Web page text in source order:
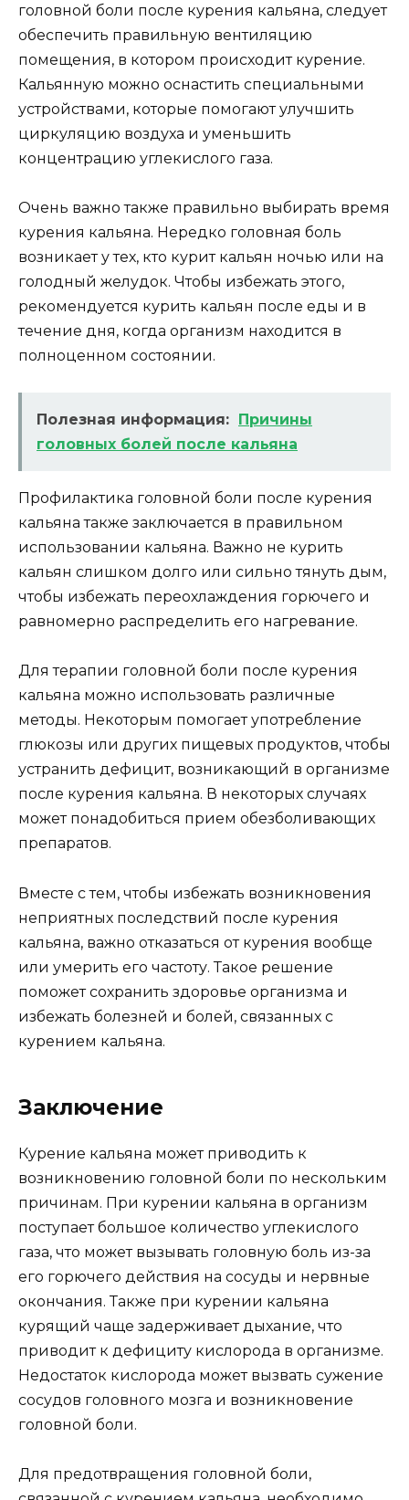
головной боли после курения кальяна, следует
обеспечить правильную вентиляцию
помещения, в котором происходит курение.
Кальянную можно оснастить специальными
устройствами, которые помогают улучшить
циркуляцию воздуха и уменьшить
концентрацию углекислого газа.
Очень важно также правильно выбирать время
курения кальяна. Нередко головная боль
возникает у тех, кто курит кальян ночью или на
голодный желудок. Чтобы избежать этого,
рекомендуется курить кальян после еды и в
течение дня, когда организм находится в
полноценном состоянии.
Полезная информация:
Причины
головных болей после кальяна
Профилактика головной боли после курения
кальяна также заключается в правильном
использовании кальяна. Важно не курить
кальян слишком долго или сильно тянуть дым,
чтобы избежать переохлаждения горючего и
равномерно распределить его нагревание.
Для терапии головной боли после курения
кальяна можно использовать различные
методы. Некоторым помогает употребление
глюкозы или других пищевых продуктов, чтобы
устранить дефицит, возникающий в организме
после курения кальяна. В некоторых случаях
может понадобиться прием обезболивающих
препаратов.
Вместе с тем, чтобы избежать возникновения
неприятных последствий после курения
кальяна, важно отказаться от курения вообще
или умерить его частоту. Такое решение
поможет сохранить здоровье организма и
избежать болезней и болей, связанных с
курением кальяна.
Заключение
Курение кальяна может приводить к
возникновению головной боли по нескольким
причинам. При курении кальяна в организм
поступает большое количество углекислого
газа, что может вызывать головную боль из-за
его горючего действия на сосуды и нервные
окончания. Также при курении кальяна
курящий чаще задерживает дыхание, что
приводит к дефициту кислорода в организме.
Недостаток кислорода может вызвать сужение
сосудов головного мозга и возникновение
головной боли.
Для предотвращения головной боли,